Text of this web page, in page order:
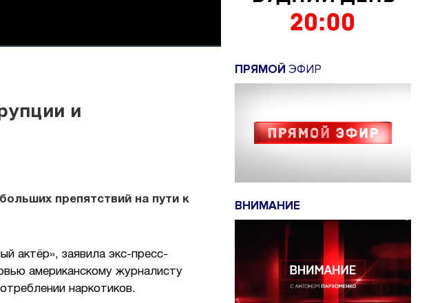
и
препятствий на пути к
актёр», заявила экс-пресс-
американскому журналисту
наркотиков.
ПРЯМОЙ ЭФИР
ВНИМАНИЕ